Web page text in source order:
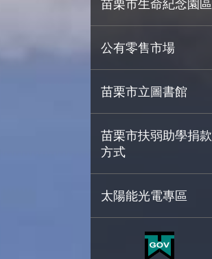
苗栗市生命紀念園區
公有零售市場
苗栗市立圖書館
苗栗市扶弱助學捐款
方式
太陽能光電專區